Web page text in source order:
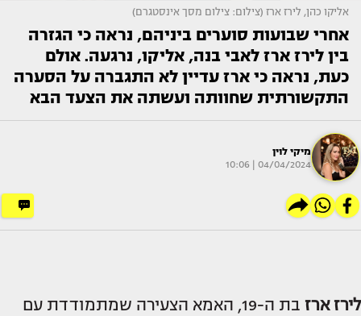
אליקו כהן, לירז ארז (צילום: צילום מסך אינסטגרם)
אחרי שבועות סוערים ביניהם, נראה כי הגזרה
בין לירז ארז לאבי בנה, אליקו, נרגעה. אולם
כעת, נראה כי ארז עדיין לא התגברה על הסערה
התקשורתית שחוותה ועשתה את הצעד הבא
מיקי לוין
04/04/2024 | 10:06
לירז ארז
בת ה-19, האמא הצעירה שמתמודדת עם